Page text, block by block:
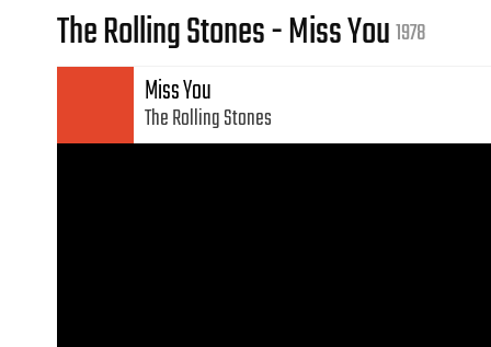
The Rolling Stones - Miss You1978
Miss You
The Rolling Stones